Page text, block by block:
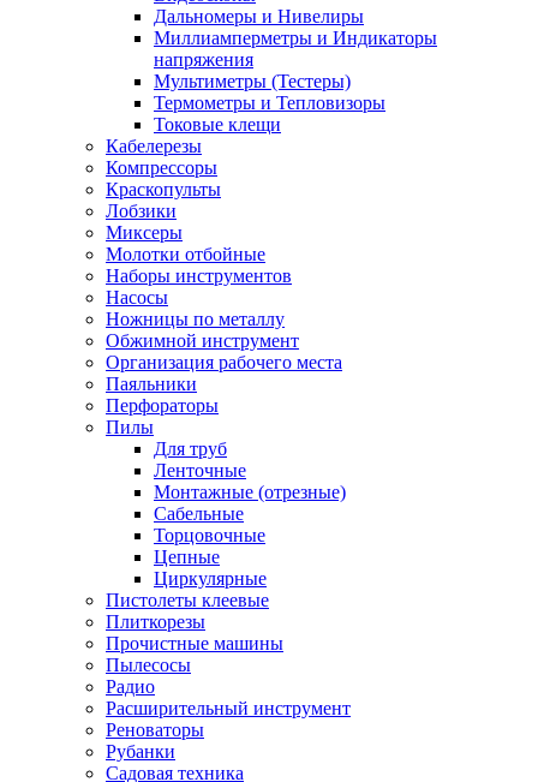
Дальномеры и Нивелиры
Миллиамперметры и Индикаторы
напряжения
Мультиметры (Тестеры)
Термометры и Тепловизоры
Токовые клещи
Кабелерезы
Компрессоры
Краскопульты
Лобзики
Миксеры
Молотки отбойные
Наборы инструментов
Насосы
Ножницы по металлу
Обжимной инструмент
Организация рабочего места
Паяльники
Перфораторы
Пилы
Для труб
Ленточные
Монтажные (отрезные)
Сабельные
Торцовочные
Цепные
Циркулярные
Пистолеты клеевые
Плиткорезы
Прочистные машины
Пылесосы
Радио
Расширительный инструмент
Реноваторы
Рубанки
Садовая техника